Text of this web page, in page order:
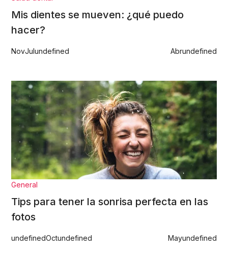
Mis dientes se mueven: ¿qué puedo
hacer?
NovJulundefined Abrundefined
General
Tips para tener la sonrisa perfecta en las
fotos
undefinedOctundefined Mayundefined